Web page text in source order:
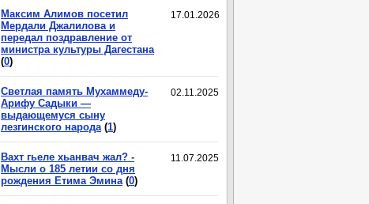
17.01.2026
Максим Алимов посетил
Мердали Джалилова и
передал поздравление от
министра культуры Дагестана
(0)
02.11.2025
Светлая память Мухаммеду-
Арифу Садыки —
выдающемуся сыну
лезгинского народа (1)
11.07.2025
Вахт гьеле хьанвач жал? -
Мысли о 185 летии со дня
рождения Етима Эмина (0)